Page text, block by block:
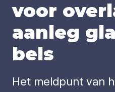
voor
aan­leg
bels
Het meldpunt van